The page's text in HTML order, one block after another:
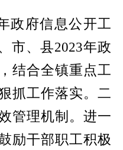
政府信息公开工
市、县2023年政
结合全镇重点工
抓工作落实。二
管理机制。进一
励干部职工积极